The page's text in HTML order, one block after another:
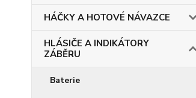
HÁČKY A HOTOVÉ NÁVAZCE
HLÁSIČE A INDIKÁTORY
ZÁBĚRU
Baterie